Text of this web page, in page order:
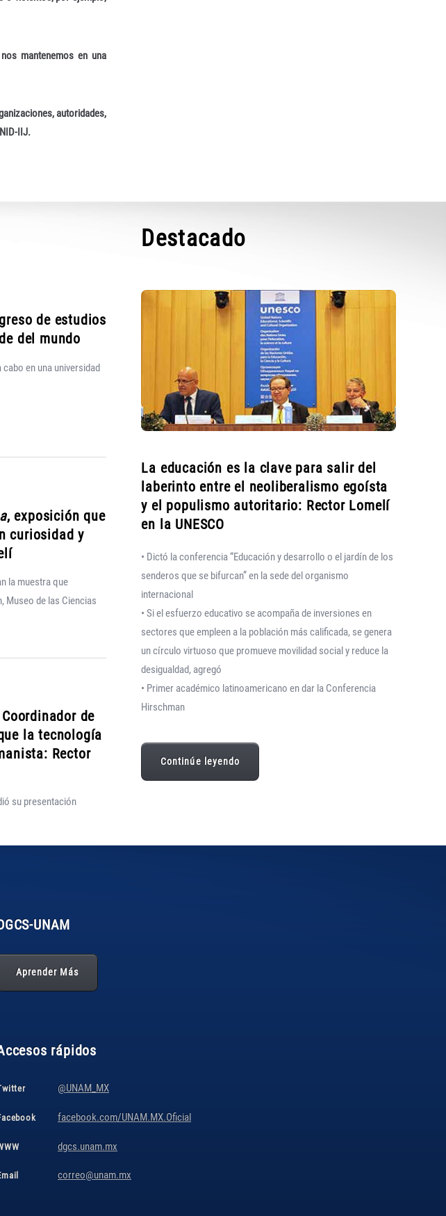
mantenemos en una
autoridades,
IIJ.
de estudios
del mundo
cabo en una universidad
, exposición que
curiosidad y
la muestra que
Museo de las Ciencias
de
la tecnología
Rector
su presentación
Destacado
La educación es la clave para salir del
laberinto entre el neoliberalismo egoísta
y el populismo autoritario: Rector Lomelí
en la UNESCO
• Dictó la conferencia “Educación y desarrollo o el jardín de los
senderos que se bifurcan” en la sede del organismo
internacional
• Si el esfuerzo educativo se acompaña de inversiones en
sectores que empleen a la población más calificada, se genera
un círculo virtuoso que promueve movilidad social y reduce la
desigualdad, agregó
• Primer académico latinoamericano en dar la Conferencia
Hirschman
Continúe leyendo
-UNAM
Aprender Más
rápidos
@UNAM_MX
facebook.com/UNAM.MX.Oficial
dgcs.unam.mx
correo@unam.mx